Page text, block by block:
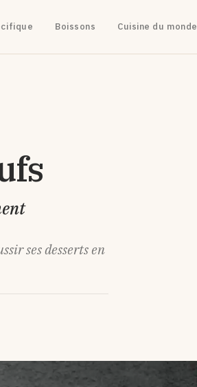
Boissons Cuisine du monde
ses desserts en